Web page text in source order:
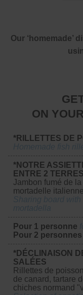
Our ‘homemade’
ON
*RILLETTES DE
*NOTRE
ENTRE 2 TERRES
Jambon fumé de
mortadelle italienne
Pour 1 personne
Pour 2 personnes
*DÉCLINAISON
SALÉES
Rillettes de
de canard, tartare
chiches normand